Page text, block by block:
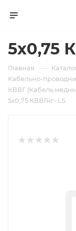
5х0,75
Главная —
Кабельно-
КВВГ (Кабель
5х0,75 КВВГнг- LS